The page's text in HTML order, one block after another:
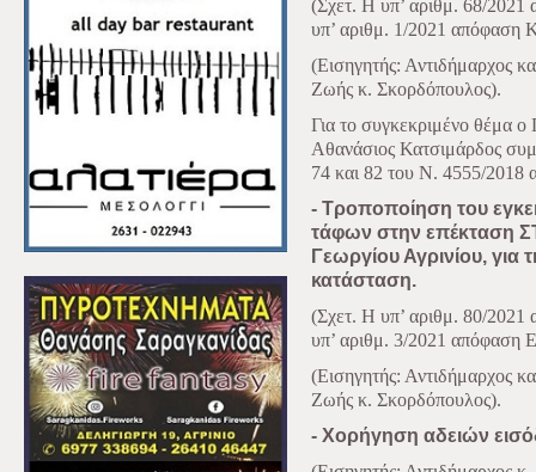
(Σχετ. Η υπ’ αριθμ. 68/2021
υπ’ αριθμ. 1/2021 απόφαση
(Εισηγητής: Αντιδήμαρχος
Ζωής κ. Σκορδόπουλος).
Για το συγκεκριμένο θέμα
Αθανάσιος Κατσιμάρδος
74 και 82 του Ν. 4555/2018
- Τροποποίηση του
τάφων στην επέκταση
Γεωργίου Αγρινίου,
κατάσταση.
(Σχετ. Η υπ’ αριθμ. 80/2021
υπ’ αριθμ. 3/2021 απόφαση
(Εισηγητής: Αντιδήμαρχος
Ζωής κ. Σκορδόπουλος).
- Χορήγηση αδειών